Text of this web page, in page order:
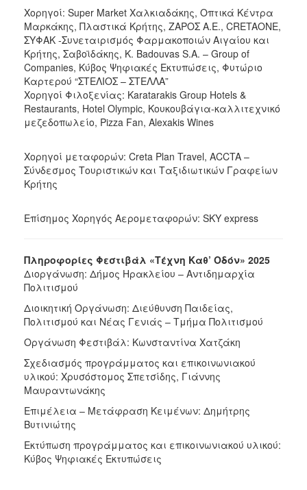
Χορηγοί: Super Market Χαλκιαδάκης, Οπτικά Κέντρα
Μαρκάκης, Πλαστικά Κρήτης, ΖΑΡΟΣ Α.Ε., CRETAONE,
ΣΥΦΑΚ -Συνεταιρισμός Φαρμακοποιών Αιγαίου και
Κρήτης, Σαβοϊδάκης, K. Badouvas S.A. – Group of
Companies, Κύβος Ψηφιακές Εκτυπώσεις, Φυτώριο
Καρτερού “ΣΤΕΛΙΟΣ – ΣΤΕΛΛΑ”
Χορηγοί Φιλοξενίας: Karatarakis Group Hotels &
Restaurants, Hotel Olympic, Κουκουβάγια-καλλιτεχνικό
μεζεδοπωλείο, Pizza Fan, Alexakis Wines
Χορηγοί μεταφορών: Creta Plan Travel, ACCTA –
Σύνδεσμος Τουριστικών και Ταξιδιωτικών Γραφείων
Κρήτης
Επίσημος Χορηγός Αερομεταφορών: SKY express
Πληροφορίες Φεστιβάλ «Τέχνη Καθ’ Οδόν» 2025
Διοργάνωση: Δήμος Ηρακλείου – Αντιδημαρχία
Πολιτισμού
Διοικητική Οργάνωση: Διεύθυνση Παιδείας,
Πολιτισμού και Νέας Γενιάς – Τμήμα Πολιτισμού
Οργάνωση Φεστιβάλ: Κωνσταντίνα Χατζάκη
Σχεδιασμός προγράμματος και επικοινωνιακού
υλικού: Χρυσόστομος Σπετσίδης, Γιάννης
Μαυραντωνάκης
Επιμέλεια – Μετάφραση Κειμένων: Δημήτρης
Βυτινιώτης
Εκτύπωση προγράμματος και επικοινωνιακού υλικού:
Κύβος Ψηφιακές Εκτυπώσεις